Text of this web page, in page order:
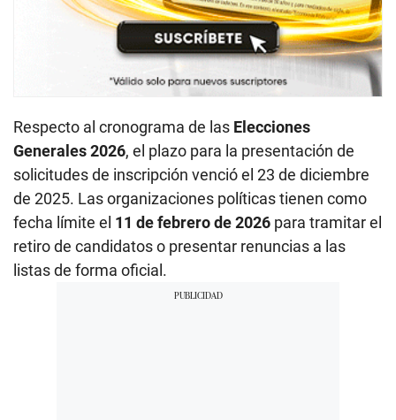
Respecto al cronograma de las Elecciones
Generales 2026, el plazo para la presentación de
solicitudes de inscripción venció el 23 de diciembre
de 2025. Las organizaciones políticas tienen como
fecha límite el 11 de febrero de 2026 para tramitar el
retiro de candidatos o presentar renuncias a las
listas de forma oficial.